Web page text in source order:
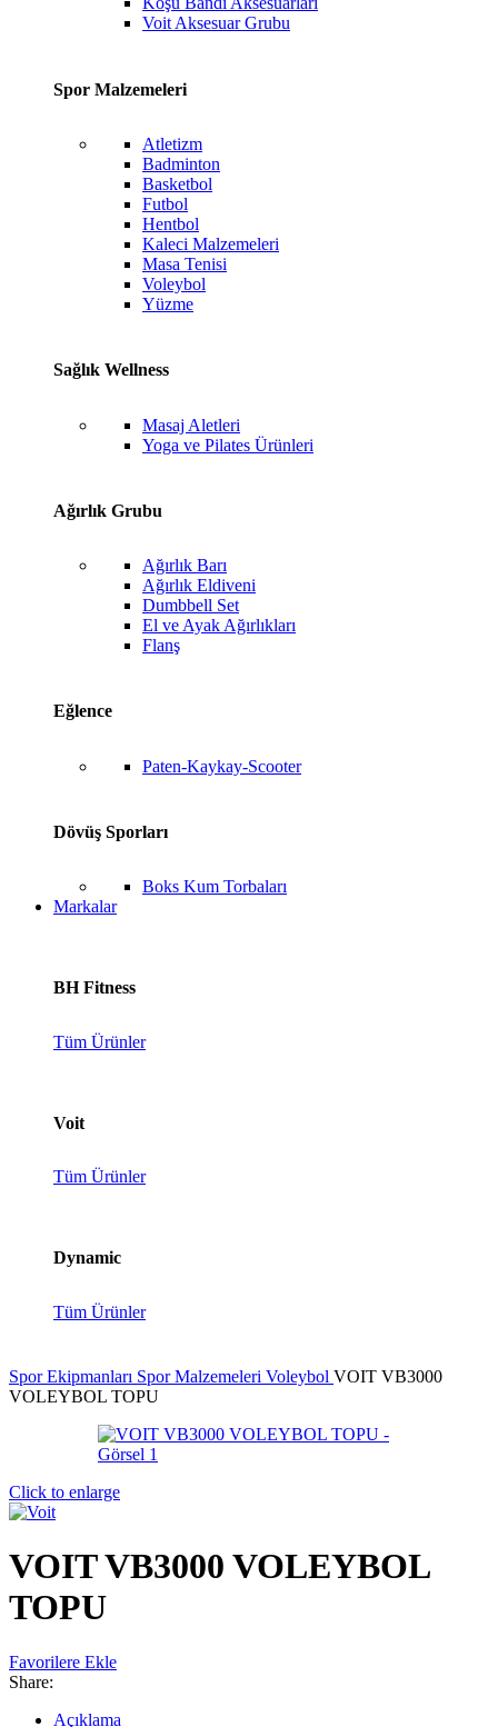
Voit Aksesuar Grubu
Spor Malzemeleri
Atletizm
Badminton
Basketbol
Futbol
Hentbol
Kaleci Malzemeleri
Masa Tenisi
Voleybol
Yüzme
Sağlık Wellness
Masaj Aletleri
Yoga ve Pilates Ürünleri
Ağırlık Grubu
Ağırlık Barı
Ağırlık Eldiveni
Dumbbell Set
El ve Ayak Ağırlıkları
Flanş
Eğlence
Paten-Kaykay-Scooter
Dövüş Sporları
Boks Kum Torbaları
Markalar
BH Fitness
Tüm Ürünler
Voit
Tüm Ürünler
Dynamic
Tüm Ürünler
Spor Ekipmanları Spor Malzemeleri Voleybol VOIT VB3000
VOLEYBOL TOPU
Click to enlarge
VOIT VB3000 VOLEYBOL
TOPU
Favorilere Ekle
Share:
Açıklama